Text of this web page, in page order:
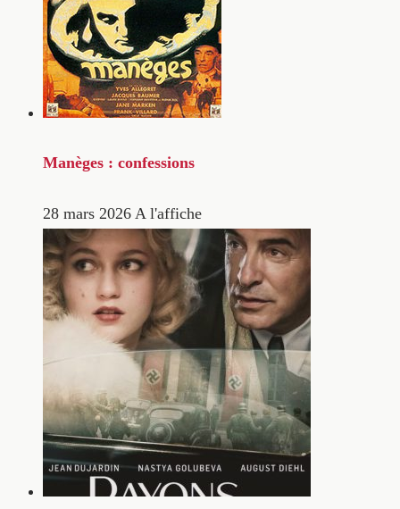
Manèges : confessions
28 mars 2026 A l'affiche